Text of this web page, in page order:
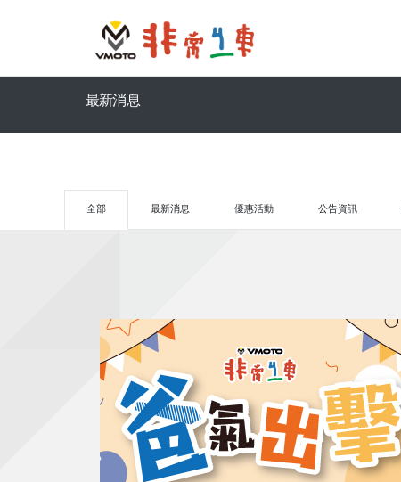
最新消息
全部 最新消息 優惠活動 公告資訊